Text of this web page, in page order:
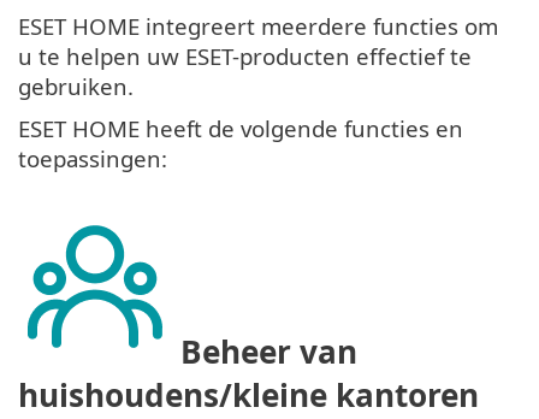
ESET HOME integreert meerdere functies om
u te helpen uw ESET-producten effectief te
gebruiken.
ESET HOME heeft de volgende functies en
toepassingen:
Beheer van
huishoudens/kleine kantoren